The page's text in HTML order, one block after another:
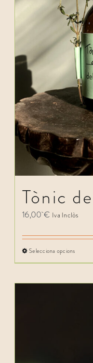
Tònic
16,00€ Iva Inclòs
Selecciona opcions